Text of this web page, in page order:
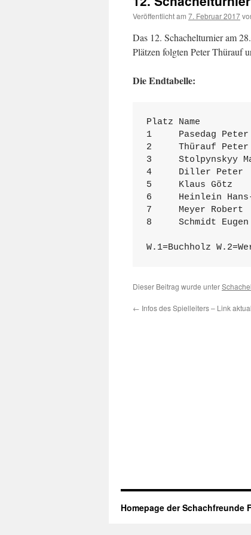
Veröffentlicht am 7. Februar 2017
Das 12. Schachelturnier am
Plätzen folgten Peter Thürauf
Die Endtabelle:
Platz Name
1     Pasedag
2     Thürauf
3     Stolpynskyy
4     Diller Peter
5     Klaus Götz
6     Heinlein
7     Meyer
8     Schmidt
Dieser Beitrag wurde unter
← Infos des Spielleiters – Link
Homepage der Schachfreunde